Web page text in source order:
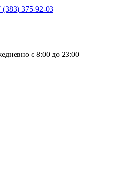
(383) 375-92-03
с 8:00 до 23:00